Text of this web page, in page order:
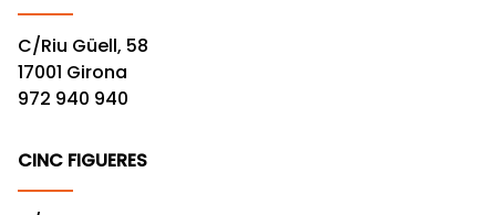
C/Riu Güell, 58
17001 Girona
972 940 940
CINC FIGUERES